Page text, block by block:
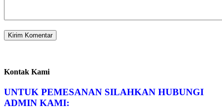
Kontak Kami
UNTUK PEMESANAN SILAHKAN HUBUNGI
ADMIN KAMI: